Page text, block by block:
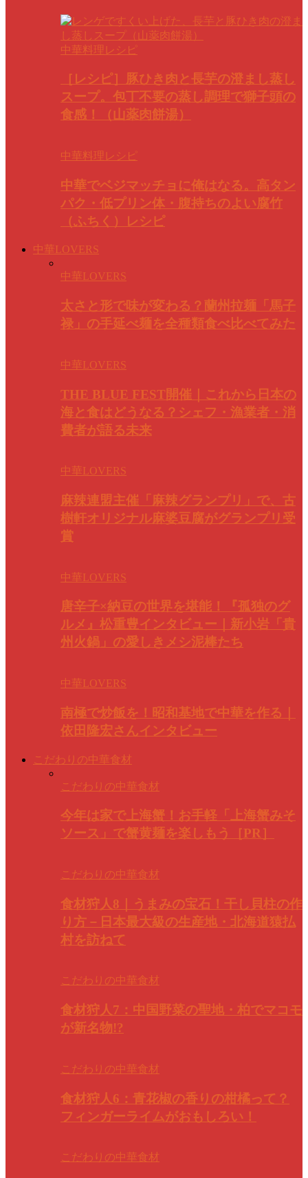
中華料理レシピ
［レシピ］豚ひき肉と長芋の澄まし蒸し
スープ。包丁不要の蒸し調理で獅子頭の
食感！（山薬肉餅湯）
中華料理レシピ
中華でベジマッチョに俺はなる。高タン
パク・低プリン体・腹持ちのよい腐竹
（ふちく）レシピ
中華LOVERS
中華LOVERS
太さと形で味が変わる？蘭州拉麺「馬子
禄」の手延べ麺を全種類食べ比べてみた
中華LOVERS
THE BLUE FEST開催｜これから日本の
海と食はどうなる？シェフ・漁業者・消
費者が語る未来
中華LOVERS
麻辣連盟主催「麻辣グランプリ」で、古
樹軒オリジナル麻婆豆腐がグランプリ受
賞
中華LOVERS
唐辛子×納豆の世界を堪能！『孤独のグ
ルメ』松重豊インタビュー｜新小岩「貴
州火鍋」の愛しきメシ泥棒たち
中華LOVERS
南極で炒飯を！昭和基地で中華を作る｜
依田隆宏さんインタビュー
こだわりの中華食材
こだわりの中華食材
今年は家で上海蟹！お手軽「上海蟹みそ
ソース」で蟹黄麺を楽しもう［PR］
こだわりの中華食材
食材狩人8｜うまみの宝石！干し貝柱の作
り方－日本最大級の生産地・北海道猿払
村を訪ねて
こだわりの中華食材
食材狩人7：中国野菜の聖地・柏でマコモ
が新名物!?
こだわりの中華食材
食材狩人6：青花椒の香りの柑橘って？
フィンガーライムがおもしろい！
こだわりの中華食材